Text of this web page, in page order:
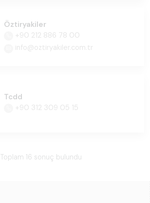
Öztiryakiler
+90 212 886 78 00
info@oztiryakiler.com.tr
Tcdd
+90 312 309 05 15
Toplam 16 sonuç bulundu